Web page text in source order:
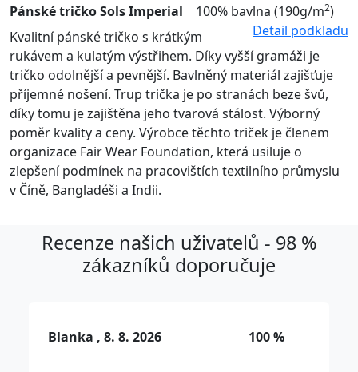
Pánské tričko Sols Imperial 100% bavlna (190g/m2)
Detail podkladu
Kvalitní pánské tričko s krátkým
rukávem a kulatým výstřihem. Díky vyšší gramáži je
tričko odolnější a pevnější. Bavlněný materiál zajišťuje
příjemné nošení. Trup trička je po stranách beze švů,
díky tomu je zajištěna jeho tvarová stálost. Výborný
poměr kvality a ceny. Výrobce těchto triček je členem
organizace Fair Wear Foundation, která usiluje o
zlepšení podmínek na pracovištích textilního průmyslu
v Číně, Bangladéši a Indii.
Recenze našich uživatelů - 98 %
zákazníků doporučuje
Blanka , 8. 8. 2026 100 %